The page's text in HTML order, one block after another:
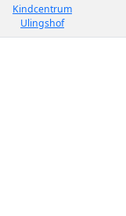
Kindcentrum
Ulingshof